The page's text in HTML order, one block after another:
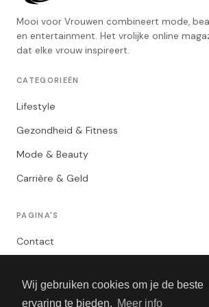
Wij gebruiken cookies om je de beste
ervaring te bieden. Meer info
Mooi voor Vrouwen combineert mode,
en entertainment. Het vrolijke online
dat elke vrouw inspireert.
CATEGORIEËN
Lifestyle
Gezondheid & Fitness
Mode & Beauty
Carrière & Geld
PAGINA'S
Contact
Algemene Voorwaarden